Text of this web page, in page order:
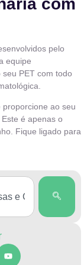
pelo
equipe
PET com todo
proporcione ao seu
é apenas o
Fique ligado para